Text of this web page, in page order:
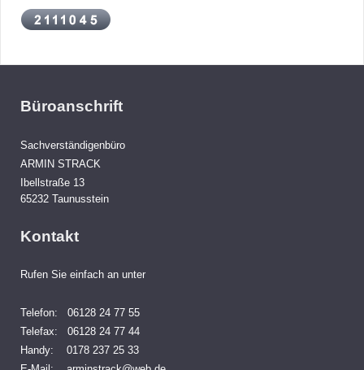
Büroanschrift
Sachverständigenbüro
ARMIN STRACK
Ibellstraße 13
65232
Taunusstein
Kontakt
Rufen Sie einfach an unter
Telefon: 06128 24 77 55
Telefax: 06128 24 77 44
Handy: 0178 237 25 33